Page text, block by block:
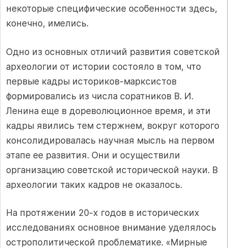
некоторые специфические особенности здесь,
конечно, имелись.
Одно из основных отличий развития советской
археологии от истории состояло в том, что
первые кадры историков-марксистов
формировались из числа соратников В. И.
Ленина еще в дореволюционное время, и эти
кадры явились тем стержнем, вокруг которого
консолидировалась научная мысль на первом
этапе ее развития. Они и осуществили
организацию советской исторической науки. В
археологии таких кадров не оказалось.
На протяжении 20-х годов в исторических
исследованиях основное внимание уделялось
острополитической проблематике. «Мирные